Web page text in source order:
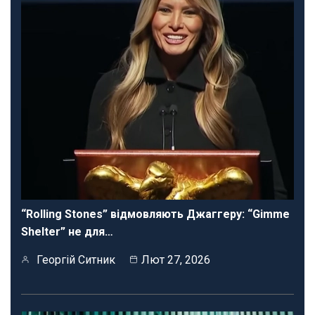
“Rolling Stones” відмовляють Джаггеру: “Gimme
Shelter” не для…
Георгій Ситник Лют 27, 2026